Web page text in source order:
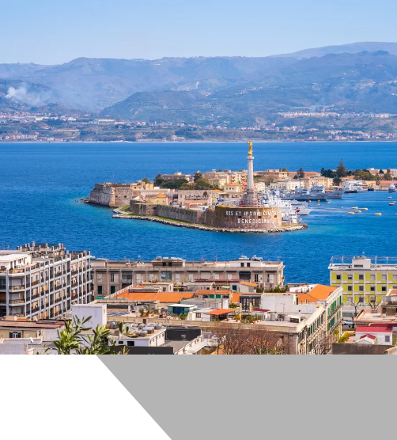
Mit dem Klick auf „geht klar” ermöglichen Sie uns Ihnen über Cookies ein
personalisierte Werbung und passende Angebote anzeigen. Über
Cookies” werden lediglich technisch notwendige Cookies gespeichert.
Anpassen
Geht klar
Datenschutzerklärung
Cookierichtlinie Impressum
« zurück
Ihre Cookie-Präferenzen verwalten
Wählen Sie, welche Cookies Sie auf check24.de akzeptieren.
Die Cookierichtlinie finden Siehier.
Notwendig